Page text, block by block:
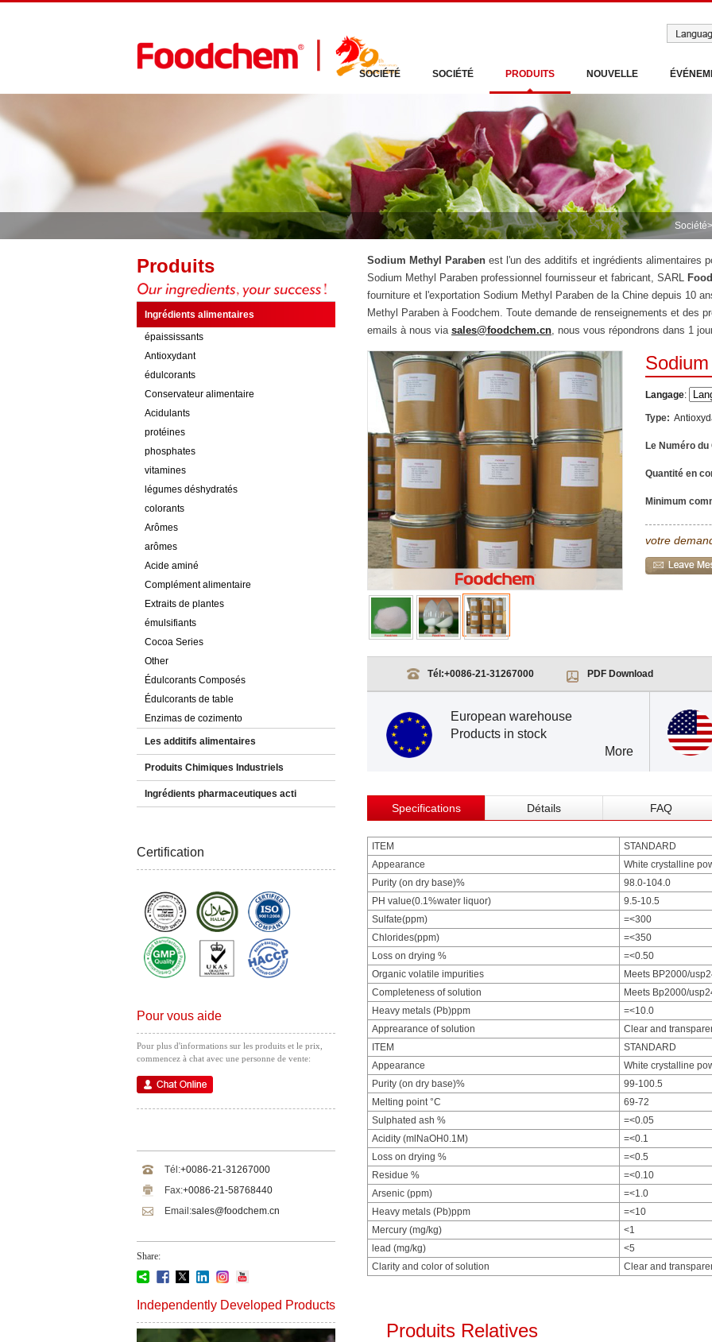
SOCIÉTÉ SOCIÉTÉ PRODUITS NOUVELLE
Société
Produits
Ingrédients alimentaires
épaississants
Antioxydant
édulcorants
Conservateur alimentaire
Acidulants
protéines
phosphates
vitamines
légumes déshydratés
colorants
Arômes
arômes
Acide aminé
Complément alimentaire
Extraits de plantes
émulsifiants
Cocoa Series
Other
Édulcorants Composés
Édulcorants de table
Enzimas de cozimento
Les additifs alimentaires
Produits Chimiques Industriels
Ingrédients pharmaceutiques acti
Certification
Pour vous aide
Pour plus d'informations sur les produits et le prix,
commencez à chat avec une personne de vente:
Tél:+0086-21-31267000
Fax:+0086-21-58768440
Email:sales@foodchem.cn
Share:
Independently Developed Products
Sodium Methyl Paraben est l'un des additifs et ingrédients alimentaires
Sodium Methyl Paraben professionnel fournisseur et fabricant, SARL
fourniture et l'exportation Sodium Methyl Paraben de la Chine depuis 10
Methyl Paraben à Foodchem. Toute demande de renseignements et des
emails à nous via sales@foodchem.cn, nous vous répondrons dans 1
Langage:
Type:
Le Numéro du
Quantité en
Minimum
votre
Tél:+0086-21-31267000 PDF Download
European warehouse
Products in stock
More
Specifications Détails FAQ
ITEM
STANDARD
Appearance
White crystalline
Purity (on dry base)%
98.0-104.0
PH value(0.1%water liquor)
9.5-10.5
Sulfate(ppm)
=<300
Chlorides(ppm)
=<350
Loss on drying %
=<0.50
Organic volatile impurities
Meets BP2000/
Completeness of solution
Meets Bp2000/
Heavy metals (Pb)ppm
=<10.0
Apprearance of solution
Clear and
ITEM
STANDARD
Appearance
White crystalline
Purity (on dry base)%
99-100.5
Melting point °C
69-72
Sulphated ash %
=<0.05
Acidity (mlNaOH0.1M)
=<0.1
Loss on drying %
=<0.5
Residue %
=<0.10
Arsenic (ppm)
=<1.0
Heavy metals (Pb)ppm
=<10
Mercury (mg/kg)
<1
lead (mg/kg)
<5
Clarity and color of solution
Clear and
Produits Relatives